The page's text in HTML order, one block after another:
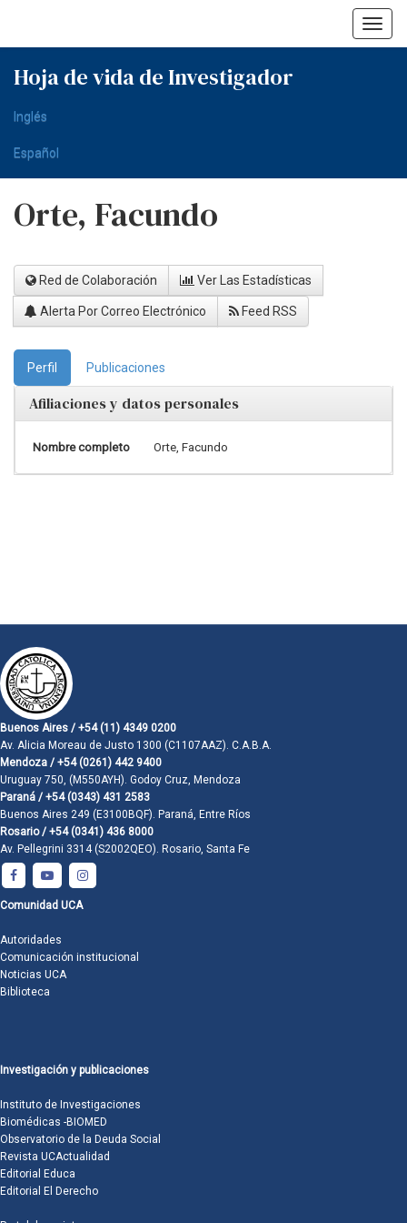
Hoja de vida de Investigador
Inglés
Español
Orte, Facundo
Red de Colaboración Ver Las Estadísticas
Alerta Por Correo Electrónico Feed RSS
Perfil Publicaciones
Afiliaciones y datos personales
Nombre completo Orte, Facundo
Buenos Aires / +54 (11) 4349 0200
Av. Alicia Moreau de Justo 1300 (C1107AAZ). C.A.B.A.
Mendoza / +54 (0261) 442 9400
Uruguay 750, (M550AYH). Godoy Cruz, Mendoza
Paraná / +54 (0343) 431 2583
Buenos Aires 249 (E3100BQF). Paraná, Entre Ríos
Rosario / +54 (0341) 436 8000
Av. Pellegrini 3314 (S2002QEO). Rosario, Santa Fe
Comunidad UCA
Autoridades
Comunicación institucional
Noticias UCA
Biblioteca
Investigación y publicaciones
Instituto de Investigaciones
Biomédicas -BIOMED
Observatorio de la Deuda Social
Revista UCActualidad
Editorial Educa
Editorial El Derecho